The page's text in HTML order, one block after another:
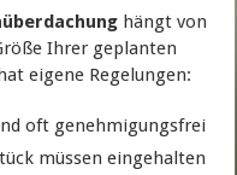
hängt von
Ihrer geplanten
eigene Regelungen:
oft genehmigungsfrei
müssen eingehalten